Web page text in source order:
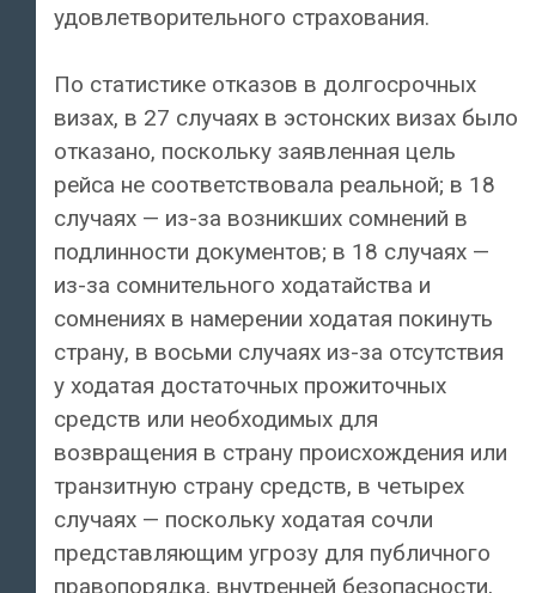
удовлетворительного страхования.
По статистике отказов в долгосрочных
визах, в 27 случаях в эстонских визах было
отказано, поскольку заявленная цель
рейса не соответствовала реальной; в 18
случаях — из-за возникших сомнений в
подлинности документов; в 18 случаях —
из-за сомнительного ходатайства и
сомнениях в намерении ходатая покинуть
страну, в восьми случаях из-за отсутствия
у ходатая достаточных прожиточных
средств или необходимых для
возвращения в страну происхождения или
транзитную страну средств, в четырех
случаях — поскольку ходатая сочли
представляющим угрозу для публичного
правопорядка, внутренней безопасности,